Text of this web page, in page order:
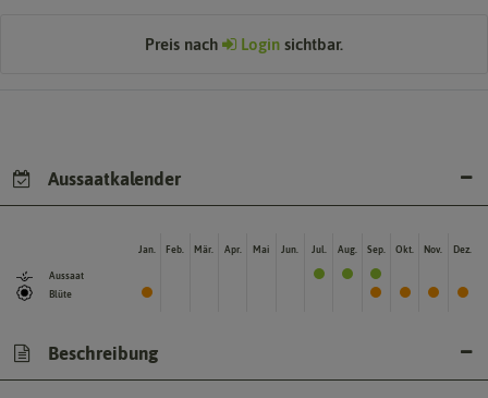
Preis nach Login sichtbar.
Aussaatkalender
Aussaat
Blüte
Jan. Feb. Mär. Apr. Mai Jun. Jul. Aug. Sep. Okt. Nov. Dez.
Beschreibung